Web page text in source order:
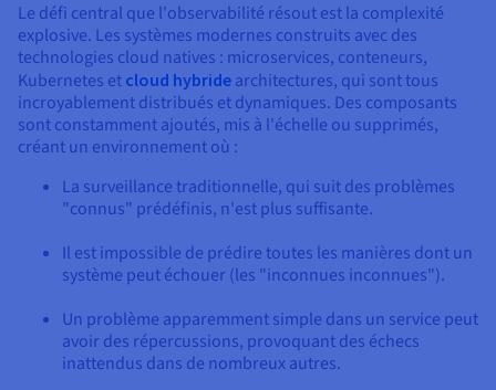
Le défi central que l'observabilité résout est la complexité
explosive. Les systèmes modernes construits avec des
technologies cloud natives : microservices, conteneurs,
Kubernetes et cloud hybride architectures, qui sont tous
incroyablement distribués et dynamiques. Des composants
sont constamment ajoutés, mis à l'échelle ou supprimés,
créant un environnement où :
La surveillance traditionnelle, qui suit des problèmes
"connus" prédéfinis, n'est plus suffisante.
Il est impossible de prédire toutes les manières dont un
système peut échouer (les "inconnues inconnues").
Un problème apparemment simple dans un service peut
avoir des répercussions, provoquant des échecs
inattendus dans de nombreux autres.